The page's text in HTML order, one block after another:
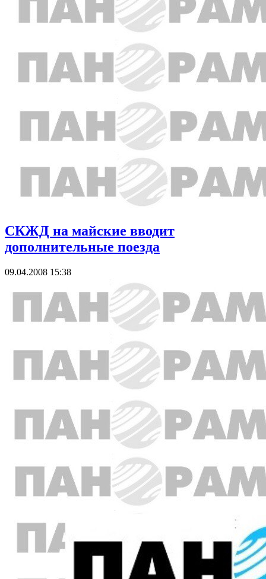
СКЖД на майские вводит
дополнительные поезда
09.04.2008 15:38